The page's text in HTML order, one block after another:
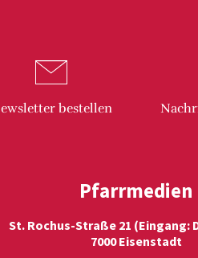
bestellen
Pfarrmedien
St. Rochus-Straße 21 (Eingang:
7000 Eisenstadt